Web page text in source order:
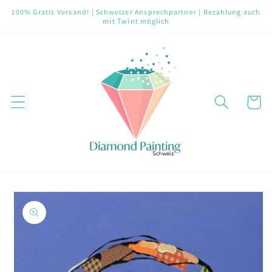
zum
100% Gratis Versand! | Schweizer Ansprechpartner | Bezahlung auch
mit Twint möglich